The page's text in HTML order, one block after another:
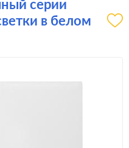
серии
в белом